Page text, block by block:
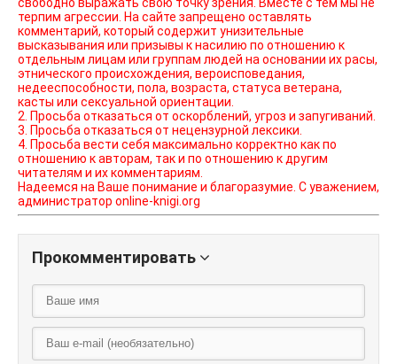
свободно выражать свою точку зрения. Вместе с тем мы не
терпим агрессии. На сайте запрещено оставлять
комментарий, который содержит унизительные
высказывания или призывы к насилию по отношению к
отдельным лицам или группам людей на основании их расы,
этнического происхождения, вероисповедания,
недееспособности, пола, возраста, статуса ветерана,
касты или сексуальной ориентации.
2. Просьба отказаться от оскорблений, угроз и запугиваний.
3. Просьба отказаться от нецензурной лексики.
4. Просьба вести себя максимально корректно как по
отношению к авторам, так и по отношению к другим
читателям и их комментариям.
Надеемся на Ваше понимание и благоразумие. С уважением,
администратор online-knigi.org
Прокомментировать